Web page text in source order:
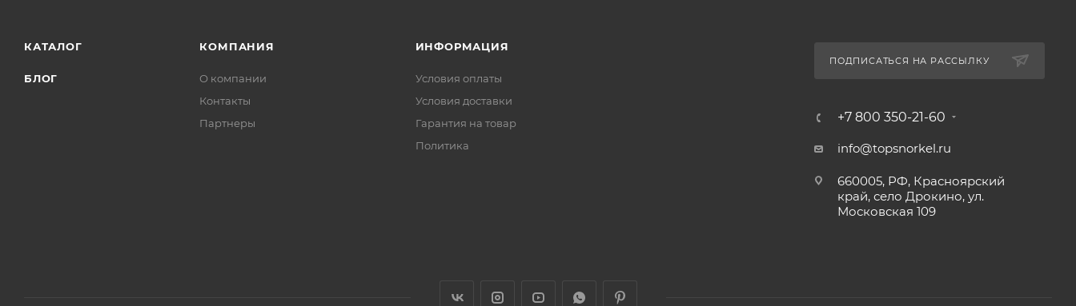
КАТАЛОГ
БЛОГ
КОМПАНИЯ
О компании
Контакты
Партнеры
ИНФОРМАЦИЯ
Условия оплаты
Условия доставки
Гарантия на товар
Политика
ПОДПИСАТЬСЯ НА РАССЫЛКУ
+7 800 350-21-60
info@topsnorkel.ru
660005, РФ, Красноярский
край, село Дрокино, ул.
Московская 109